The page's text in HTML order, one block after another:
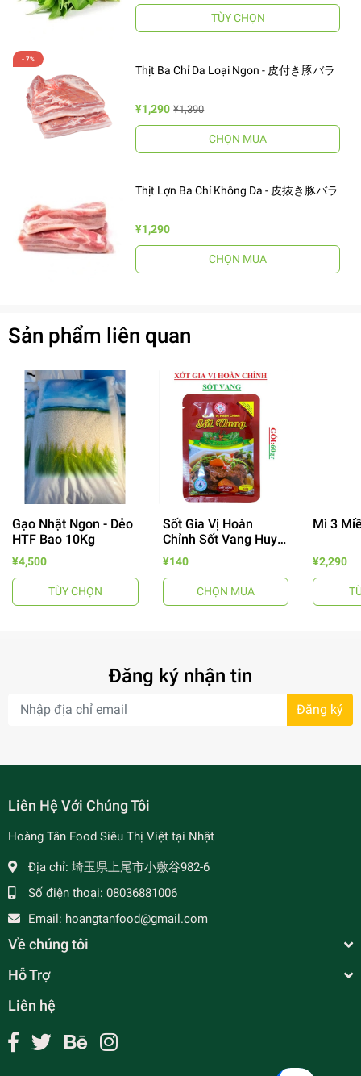
TÙY CHỌN
- 7%
Thịt Ba Chỉ Da Loại Ngon - 皮付き豚バラ
¥1,290 ¥1,390
CHỌN MUA
Thịt Lợn Ba Chỉ Không Da - 皮抜き豚バラ
¥1,290
CHỌN MUA
Sản phẩm liên quan
Gạo Nhật Ngon - Dẻo
HTF Bao 10Kg
¥4,500
TÙY CHỌN
Sốt Gia Vị Hoàn
Chỉnh Sốt Vang Huy
Tuấn
¥140
CHỌN MUA
Mì 3
¥2,290
Đăng ký nhận tin
Đăng ký
Liên Hệ Với Chúng Tôi
Hoàng Tân Food Siêu Thị Việt tại Nhật
Địa chỉ: 埼玉県上尾市小敷谷982-6
Số điện thoại: 08036881006
Email: hoangtanfood@gmail.com
Về chúng tôi
Hỗ Trợ
Liên hệ
undefined